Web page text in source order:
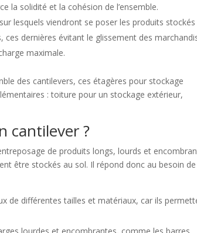
la solidité et la cohésion de l’ensemble.
lesquels viendront se poser les produits stockés
dernières évitant le glissement des
maximale.
des cantilevers, ces étagères pour stockage
: toiture pour un stockage extérieur,
cantilever ?
de produits longs, lourds et
être stockés au sol. Il répond donc au besoin de
de différentes tailles et matériaux, car ils
lourdes et encombrantes, comme les barres